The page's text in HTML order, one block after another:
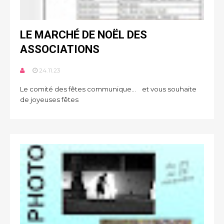
LE MARCHÉ DE NOËL DES
ASSOCIATIONS
24.11.23
Le comité des fêtes communique… et vous souhaite
de joyeuses fêtes